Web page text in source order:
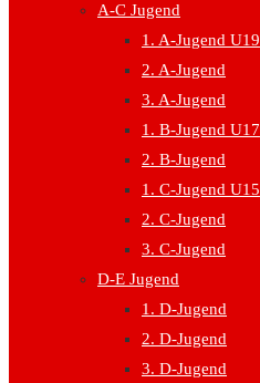
A-C Jugend
1. A-Jugend U19
2. A-Jugend
3. A-Jugend
1. B-Jugend U17
2. B-Jugend
1. C-Jugend U15
2. C-Jugend
3. C-Jugend
D-E Jugend
1. D-Jugend
2. D-Jugend
3. D-Jugend